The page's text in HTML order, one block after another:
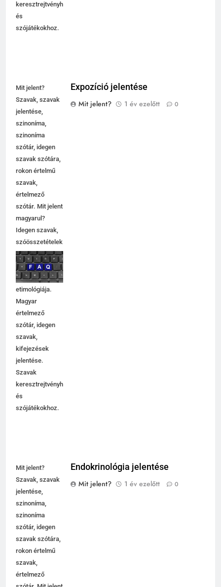
keresztrejtvényhez
és
szójátékokhoz.
Mit jelent?
Szavak, szavak
jelentése,
szinoníma,
szinoníma
szótár, idegen
szavak szótára,
rokon értelmű
szavak,
értelmező
szótár. Mit jelent
magyarul?
Idegen szavak,
szóösszetételek
jelentése,
magyarázata,
használata,
etimológiája.
Magyar
értelmező
szótár, idegen
szavak,
kifejezések
jelentése.
Szavak
keresztrejtvényhez
és
szójátékokhoz.
Expozíció jelentése
Mit jelent?
1 év ezelőtt 0
Mit jelent?
Szavak, szavak
jelentése,
szinoníma,
szinoníma
szótár, idegen
szavak szótára,
rokon értelmű
szavak,
értelmező
Endokrinológia jelentése
Mit jelent?
1 év ezelőtt 0